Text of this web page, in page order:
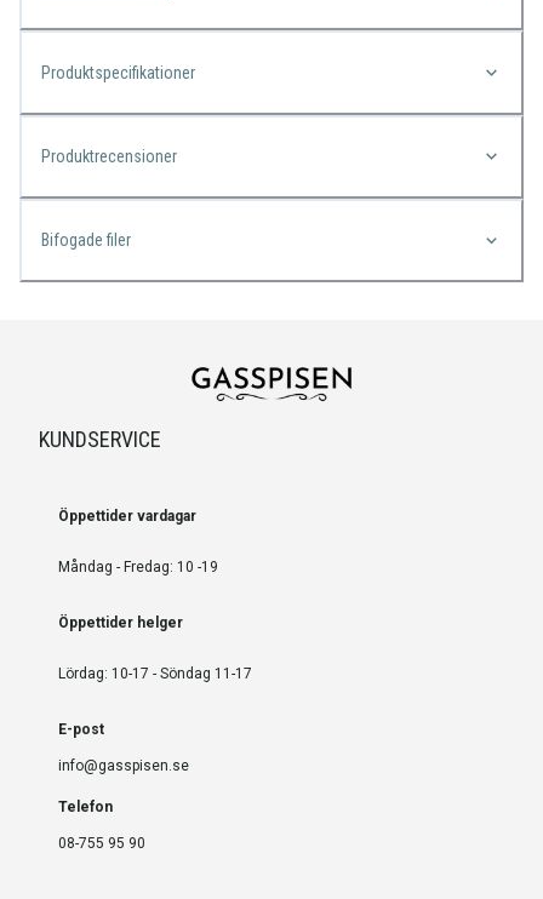
Produktspecifikationer
Produktrecensioner
Bifogade filer
KUNDSERVICE
Öppettider vardagar
Måndag - Fredag: 10 -19
Öppettider helger
Lördag: 10-17 - Söndag 11-17
E-post
info@gasspisen.se
Telefon
08-755 95 90